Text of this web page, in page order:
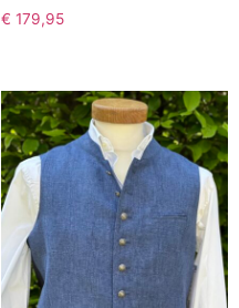
€ 179,95